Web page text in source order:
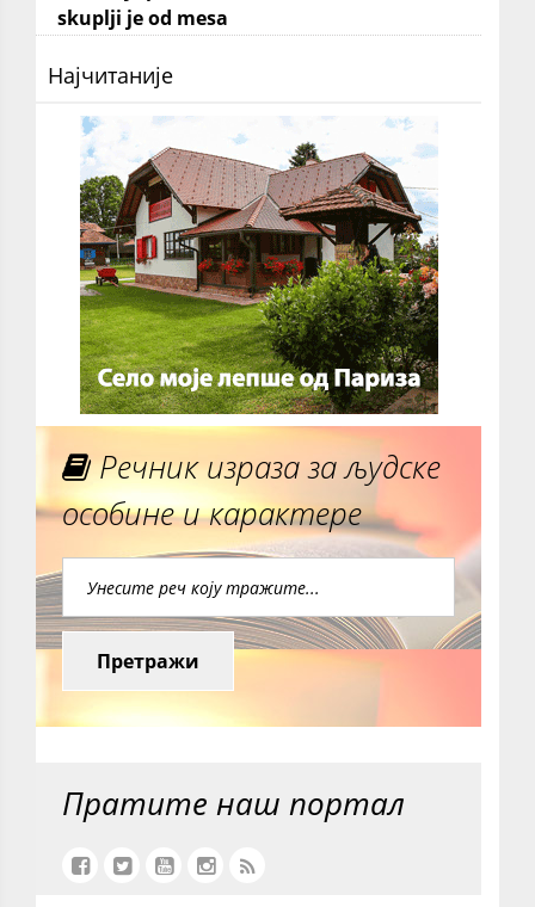
skuplji je od mesa
Најчитаније
Речник израза за људске
особине и карактере
Претражи
Пратите наш портал